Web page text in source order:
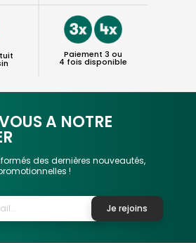
Paiement 3 ou
4 fois disponible
A NOTRE
des dernières nouveautés,
!
Je rejoins